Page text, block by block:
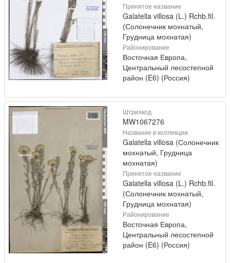
Принятое название
Galatella villosa (L.) Rchb.fil.
(Солонечник мохнатый,
Грудница мохнатая)
Районирование
Восточная Европа,
Центральный лесостепной
район (E6) (Россия)
Штрихкод
MW1067276
Название в коллекции
Galatella villosa (Солонечник
мохнатый, Грудница
мохнатая)
Принятое название
Galatella villosa (L.) Rchb.fil.
(Солонечник мохнатый,
Грудница мохнатая)
Районирование
Восточная Европа,
Центральный лесостепной
район (E6) (Россия)